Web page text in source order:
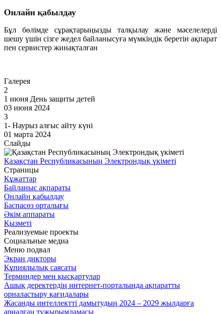
Онлайн қабылдау
Бұл бөлімде сұрақтарыңызды талқылау және мәселелерді
шешу үшін сізге жедел байланысуға мүмкіндік беретін ақпарат
пен сервистер жинақталған
Галерея
2
1 июня День защиты детей
03 июня 2024
3
1- Наурыз алғыс айту күні
01 марта 2024
Слайды
Қазақстан Республикасының Электрондық үкіметі
Страницы
Құжаттар
Байланыс ақпараты
Онлайн қабылдау
Баспасөз орталығы
Әкім аппараты
Қызметі
Реализуемые проекты
Социальные медиа
Меню подвал
Экран дикторы
Құпиялылық саясаты
Терминдер мен қысқартулар
Ашық деректердің интернет-порталында ақпаратты
орналастыру қағидалары
Жасанды интеллектті дамытудың 2024 – 2029 жылдарға
арналған тұжырымдамасы